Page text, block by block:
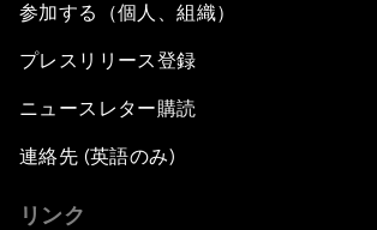
参加する（個人、組織）
プレスリリース登録
ニュースレター購読
連絡先 (英語のみ)
リンク